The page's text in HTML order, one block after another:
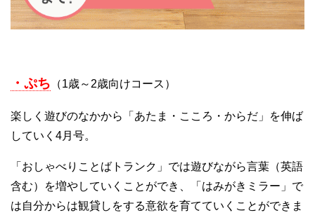
・ぷち （1歳～2歳向けコース）
楽しく遊びのなかから「あたま・こころ・からだ」を伸ば
していく4月号。
「おしゃべりことばトランク」では遊びながら言葉（英語
含む）を増やしていくことができ、「はみがきミラー」で
は自分からは観貸しをする意欲を育てていくことができま